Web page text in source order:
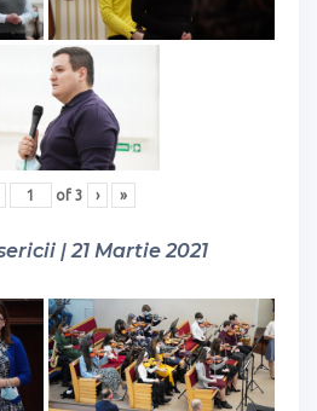
of 3 › »
| 21 Martie 2021